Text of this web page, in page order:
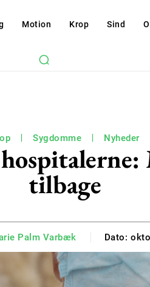
Motion Krop Sind
Sygdomme Nyheder
tilbage
Palm Varbæk Dato: